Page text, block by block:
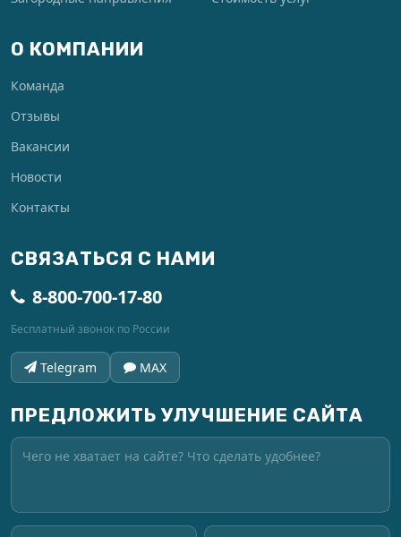
О КОМПАНИИ
Команда
Отзывы
Вакансии
Новости
Контакты
СВЯЗАТЬСЯ С НАМИ
8-800-700-17-80
Бесплатный звонок по России
Telegram MAX
ПРЕДЛОЖИТЬ УЛУЧШЕНИЕ САЙТА